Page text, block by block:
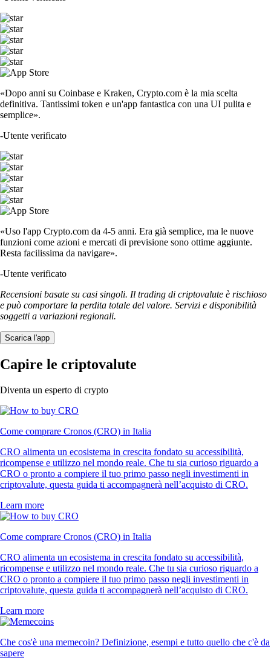
«Dopo anni su Coinbase e Kraken, Crypto.com è la mia scelta
definitiva. Tantissimi token e un'app fantastica con una UI pulita e
semplice».
-Utente verificato
«Uso l'app Crypto.com da 4-5 anni. Era già semplice, ma le nuove
funzioni come azioni e mercati di previsione sono ottime aggiunte.
Resta facilissima da navigare».
-Utente verificato
Recensioni basate su casi singoli. Il trading di criptovalute è rischioso
e può comportare la perdita totale del valore. Servizi e disponibilità
soggetti a variazioni regionali.
Scarica l'app
Capire le criptovalute
Diventa un esperto di crypto
Come comprare Cronos (CRO) in Italia
CRO alimenta un ecosistema in crescita fondato su accessibilità,
ricompense e utilizzo nel mondo reale. Che tu sia curioso riguardo a
CRO o pronto a compiere il tuo primo passo negli investimenti in
criptovalute, questa guida ti accompagnerà nell’acquisto di CRO.
Learn more
Come comprare Cronos (CRO) in Italia
CRO alimenta un ecosistema in crescita fondato su accessibilità,
ricompense e utilizzo nel mondo reale. Che tu sia curioso riguardo a
CRO o pronto a compiere il tuo primo passo negli investimenti in
criptovalute, questa guida ti accompagnerà nell’acquisto di CRO.
Learn more
Che cos'è una memecoin? Definizione, esempi e tutto quello che c'è da
sapere